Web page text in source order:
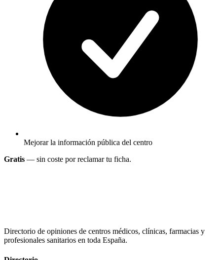
Mejorar la información pública del centro
Gratis — sin coste por reclamar tu ficha.
Directorio de opiniones de centros médicos, clínicas, farmacias y
profesionales sanitarios en toda España.